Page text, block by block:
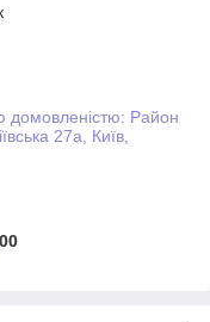
домовленістю: Район
27а, Київ,